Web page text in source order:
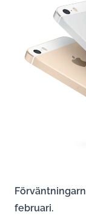
februari.